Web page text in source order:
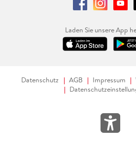
Laden Sie unsere App
Datenschutz AGB Impressum